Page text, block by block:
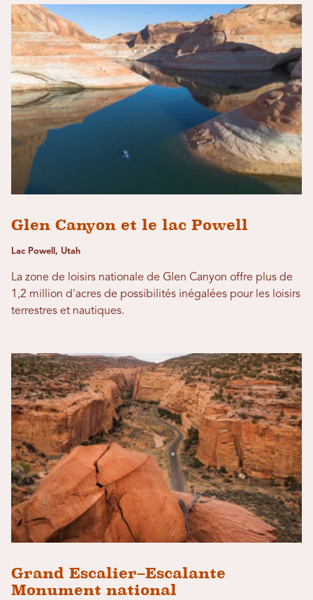
Glen Canyon et le lac Powell
Lac Powell, Utah
La zone de loisirs nationale de Glen Canyon offre plus de
1,2 million d'acres de possibilités inégalées pour les loisirs
terrestres et nautiques.
Grand Escalier–Escalante
Monument national